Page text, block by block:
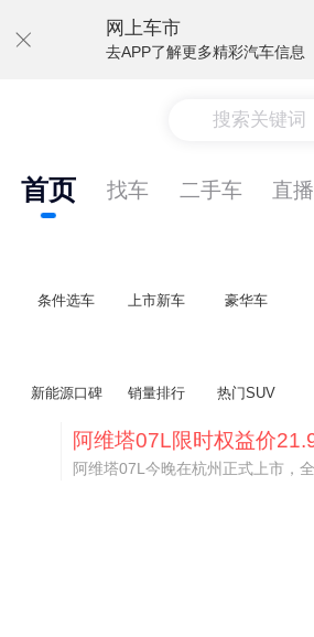
网上车市
去APP了解更多精彩汽车信息
搜索关键词
首页 找车 二手车 直播
条件选车 上市新车 豪华车
新能源口碑 销量排行 热门SUV